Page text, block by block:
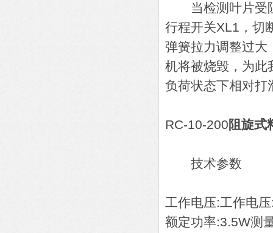
当检测叶片受阻
行程开关XL1，切
弹簧拉力调整过大
机将被烧毁，为此
负荷状态下相对打
RC-10-200阻旋式
技术参数
工作电压:工作电
额定功率:3.5W测